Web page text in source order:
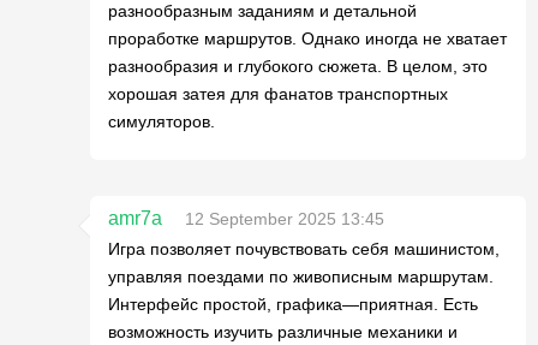
разнообразным заданиям и детальной
проработке маршрутов. Однако иногда не хватает
разнообразия и глубокого сюжета. В целом, это
хорошая затея для фанатов транспортных
симуляторов.
amr7a
12 September 2025 13:45
Игра позволяет почувствовать себя машинистом,
управляя поездами по живописным маршрутам.
Интерфейс простой, графика—приятная. Есть
возможность изучить различные механики и